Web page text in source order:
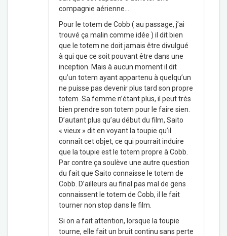
compagnie aérienne…
Pour le totem de Cobb ( au passage, j’ai
trouvé ça malin comme idée ) il dit bien
que le totem ne doit jamais être divulgué
à qui que ce soit pouvant être dans une
inception. Mais à aucun moment il dit
qu’un totem ayant appartenu à quelqu’un
ne puisse pas devenir plus tard son propre
totem. Sa femme n’étant plus, il peut très
bien prendre son totem pour le faire sien.
D’autant plus qu’au début du film, Saito
« vieux » dit en voyant la toupie qu’il
connaît cet objet, ce qui pourrait induire
que la toupie est le totem propre à Cobb.
Par contre ça soulève une autre question
du fait que Saito connaisse le totem de
Cobb. D’ailleurs au final pas mal de gens
connaissent le totem de Cobb, il le fait
tourner non stop dans le film.
Si on a fait attention, lorsque la toupie
tourne, elle fait un bruit continu sans perte